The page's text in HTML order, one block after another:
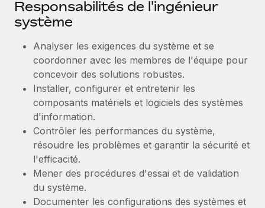
Organisez facilement le déménagement de vos
employés
Avantages sociaux
Gérez facilement les avantages sociaux
Mises à jour des produits de Remote :
Intégrations Gusto et Xero et Gestion des
Remote a toujours pour mission d'aider les entreprises de
toute taille à embaucher, gérer et payer...
En savoir plus
Comment Phiture gère ses 55 employés
répartis dans 19 pays grâce à Remote
Phiture, un leader notable du conseil en matière de
croissance mobile internationale, encourage les...
En savoir plus
Responsabilités de l'ingénieur
système
Analyser les exigences du système et se
coordonner avec les membres de l'équipe pour
concevoir des solutions robustes.
Installer, configurer et entretenir les
composants matériels et logiciels des systèmes
d'information.
Contrôler les performances du système,
résoudre les problèmes et garantir la sécurité et
l'efficacité.
Mener des procédures d'essai et de validation
du système.
Documenter les configurations des systèmes et